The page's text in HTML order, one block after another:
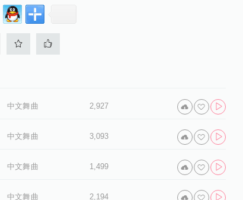
中文舞曲 2,927
中文舞曲 3,093
中文舞曲 1,499
中文舞曲 2,194